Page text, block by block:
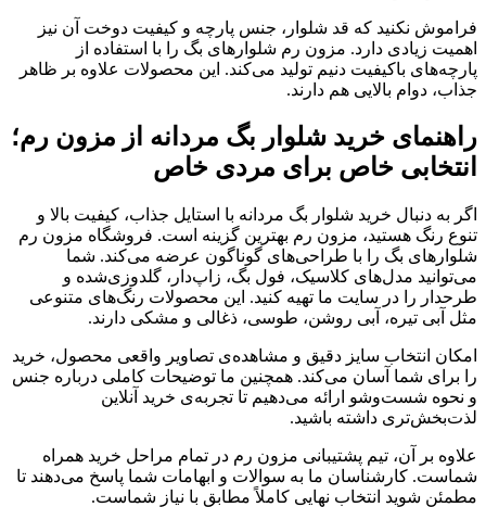
فراموش نکنید که قد شلوار، جنس پارچه و کیفیت دوخت آن نیز
اهمیت زیادی دارد. مزون رم شلوارهای بگ را با استفاده از
پارچه‌های باکیفیت دنیم تولید می‌کند. این محصولات علاوه بر ظاهر
جذاب، دوام بالایی هم دارند.
راهنمای خرید شلوار بگ مردانه از مزون رم؛
انتخابی خاص برای مردی خاص
اگر به دنبال خرید شلوار بگ مردانه با استایل جذاب، کیفیت بالا و
تنوع رنگ هستید، مزون رم بهترین گزینه است. فروشگاه مزون رم
شلوارهای بگ را با طراحی‌های گوناگون عرضه می‌کند. شما
می‌توانید مدل‌های کلاسیک، فول بگ، زاپ‌دار، گلدوزی‌شده و
طرحدار را در سایت ما تهیه کنید. این محصولات رنگ‌های متنوعی
مثل آبی تیره، آبی روشن، طوسی، ذغالی و مشکی دارند.
امکان انتخاب سایز دقیق و مشاهده‌ی تصاویر واقعی محصول، خرید
را برای شما آسان می‌کند. همچنین ما توضیحات کاملی درباره جنس
و نحوه شست‌وشو ارائه می‌دهیم تا تجربه‌ی خرید آنلاین
لذت‌بخش‌تری داشته باشید.
علاوه بر آن، تیم پشتیبانی مزون رم در تمام مراحل خرید همراه
شماست. کارشناسان ما به سوالات و ابهامات شما پاسخ می‌دهند تا
مطمئن شوید انتخاب نهایی کاملاً مطابق با نیاز شماست.